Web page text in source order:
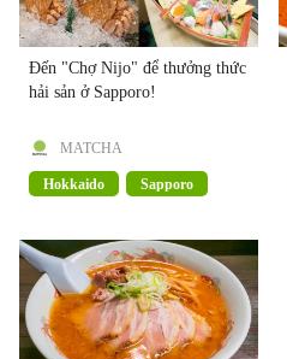
Đến "Chợ Nijo" để thưởng thức
hải sản ở Sapporo!
MATCHA
Hokkaido Sapporo